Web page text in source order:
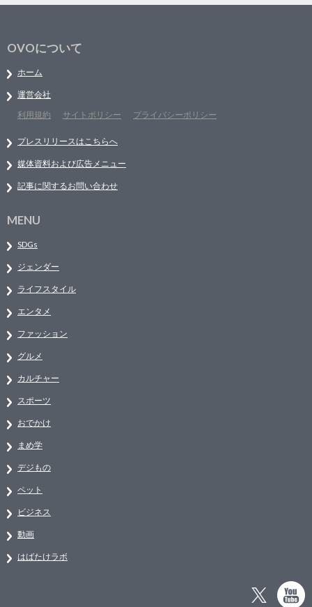
OVOについて
ホーム
運営会社
利用規約
サイトポリシー プライバシーポリシー
プレスリリースはこちらへ
媒体資料および広告メニュー
記事に関するお問い合わせ
MENU
SDGs
ジェンダー
ライフスタイル
エンタメ
ファッション
グルメ
カルチャー
スポーツ
おでかけ
まめ学
デジもの
ペット
ビジネス
動画
はばたけラボ